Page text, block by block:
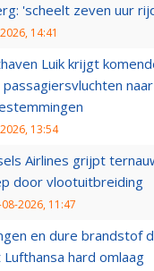
'scheelt zeven uur
14:41
Luik krijgt
naar
13:54
Airlines grijpt
door vlootuitbreiding
2026, 11:47
en dure brandstof
hard omlaag